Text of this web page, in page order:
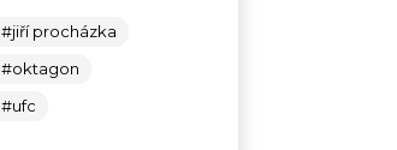
#jiří procházka
#oktagon
#ufc